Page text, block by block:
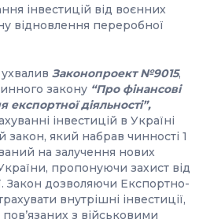
інвестицій від воєнних
відновлення переробної
Законопроект №9015,
закону “Про фінансові
діяльності”,
інвестицій в Україні
закон, який набрав чинності 1
на залучення нових
пропонуючи захист від
Закон дозволяючи Експортно-
внутрішні інвестиції,
пов’язаних з військовими